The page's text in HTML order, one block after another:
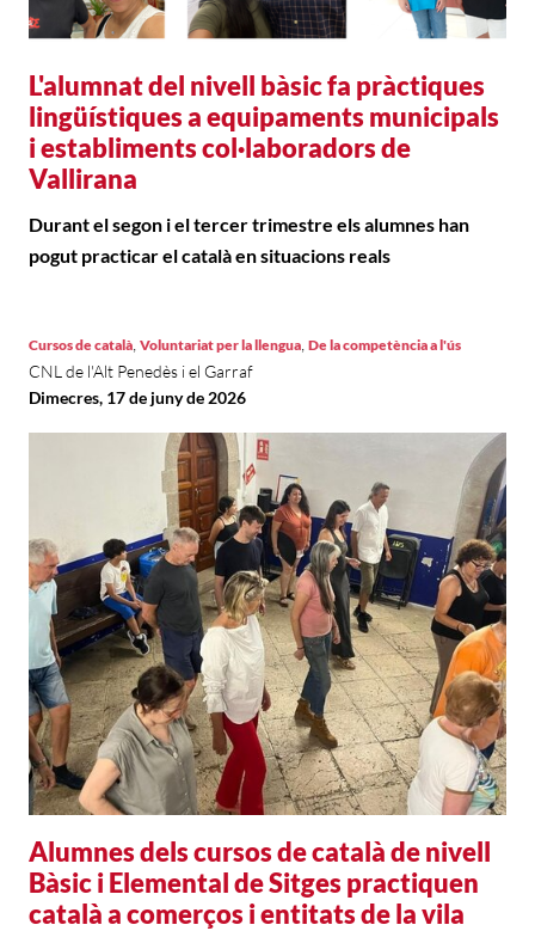
L'alumnat del nivell bàsic fa pràctiques
lingüístiques a equipaments municipals
i establiments col·laboradors de
Vallirana
Durant el segon i el tercer trimestre els alumnes han
pogut practicar el català en situacions reals
Alumnes dels cursos de català de nivell
Bàsic i Elemental de Sitges practiquen
català a comerços i entitats de la vila
Cursos de català Voluntariat per la llengua De la competència a l'ús
CNL de l'Alt Penedès i el Garraf
Dimecres, 17 de juny de 2026